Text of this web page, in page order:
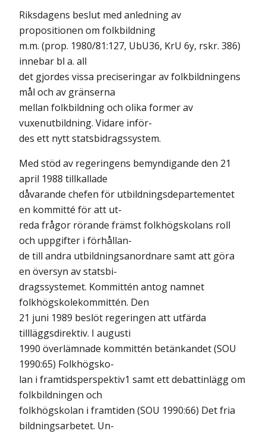
Riksdagens beslut med anledning av
propositionen om folkbildning
m.m. (prop. 1980/81:127, UbU36, KrU 6y, rskr. 386)
innebar bl a. all
det gjordes vissa preciseringar av folkbildningens
mål och av gränserna
mellan folkbildning och olika former av
vuxenutbildning. Vidare inför-
des ett nytt statsbidragssystem.
Med stöd av regeringens bemyndigande den 21
april 1988 tillkallade
dåvarande chefen för utbildningsdepartementet
en kommitté för att ut-
reda frågor rörande främst folkhögskolans roll
och uppgifter i förhållan-
de till andra utbildningsanordnare samt att göra
en översyn av statsbi-
dragssystemet. Kommittén antog namnet
folkhögskolekommittén. Den
21 juni 1989 beslöt regeringen att utfärda
tillläggsdirektiv. I augusti
1990 överlämnade kommittén betänkandet (SOU
1990:65) Folkhögsko-
lan i framtidsperspektiv1 samt ett debattinlägg om
folkbildningen och
folkhögskolan i framtiden (SOU 1990:66) Det fria
bildningsarbetet. Un-